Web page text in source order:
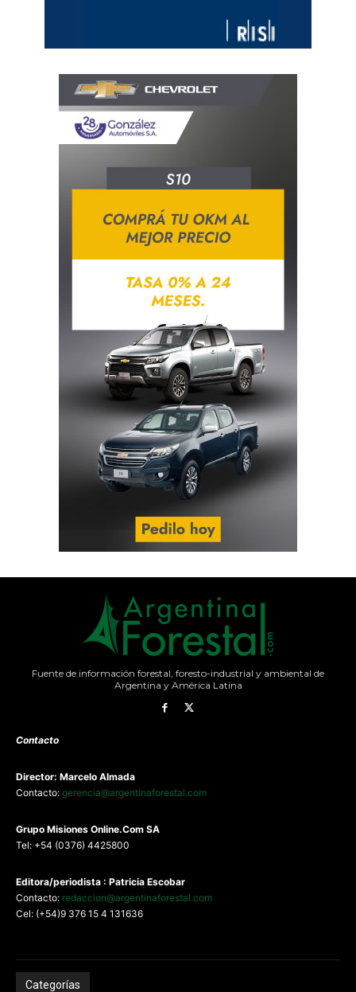
Fuente de información forestal, foresto-industrial y ambiental de
Argentina y América Latina
Contacto
Director: Marcelo Almada
Contacto: gerencia@argentinaforestal.com
Grupo Misiones Online.Com SA
Tel: +54 (0376) 4425800
Editora/periodista : Patricia Escobar
Contacto: redaccion@argentinaforestal.com
Cel: (+54)9 376 15 4 131636
Categorías